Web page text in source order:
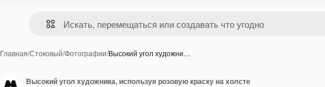
Главная/Стоковый/Фотографии/Высокий угол художни…
Высокий угол художника, используя розовую краску на холсте